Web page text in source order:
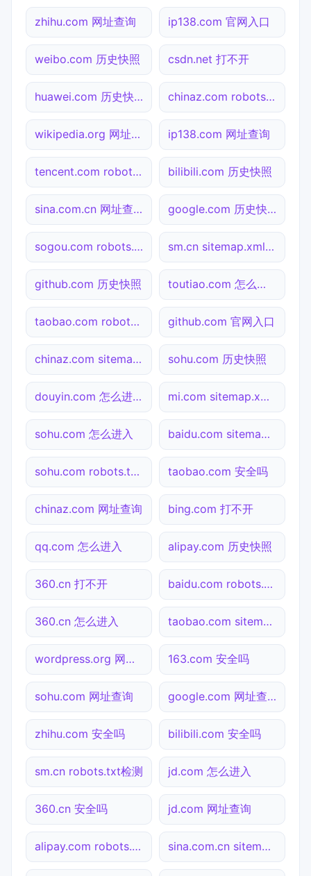
zhihu.com 网址查询 ip138.com 官网入口
weibo.com 历史快照 csdn.net 打不开
huawei.com 历史快照 chinaz.com robots.txt检测
wikipedia.org 网址查询 ip138.com 网址查询
tencent.com robots.txt检测 bilibili.com 历史快照
sina.com.cn 网址查询 google.com 历史快照
sogou.com robots.txt检测 sm.cn sitemap.xml检测
github.com 历史快照 toutiao.com 怎么进入
taobao.com robots.txt检测 github.com 官网入口
chinaz.com sitemap.xml检测 sohu.com 历史快照
douyin.com 怎么进入 mi.com sitemap.xml检测
sohu.com 怎么进入 baidu.com sitemap.xml检测
sohu.com robots.txt检测 taobao.com 安全吗
chinaz.com 网址查询 bing.com 打不开
qq.com 怎么进入 alipay.com 历史快照
360.cn 打不开 baidu.com robots.txt检测
360.cn 怎么进入 taobao.com sitemap.xml检测
wordpress.org 网址查询 163.com 安全吗
sohu.com 网址查询 google.com 网址查询
zhihu.com 安全吗 bilibili.com 安全吗
sm.cn robots.txt检测 jd.com 怎么进入
360.cn 安全吗 jd.com 网址查询
alipay.com robots.txt检测 sina.com.cn sitemap.xml检测